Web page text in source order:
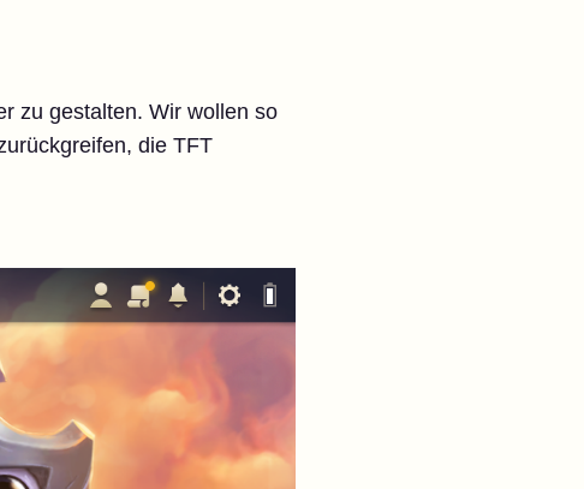
zu gestalten. Wir wollen so
die TFT